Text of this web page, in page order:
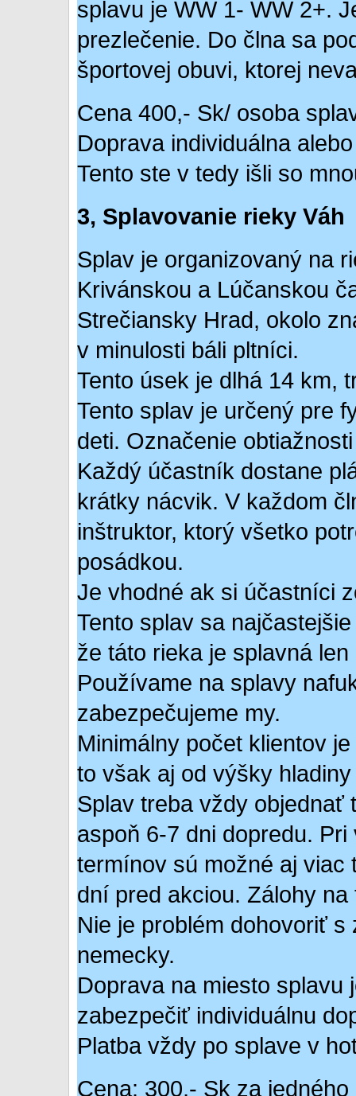
splavu je WW 1- WW 2+.
prezlečenie. Do člna sa
športovej obuvi, ktorej
Cena 400,- Sk/ osoba
Doprava individuálna
Tento ste v tedy išli so
3, Splavovanie rieky Váh
Splav je organizovaný na
Krivánskou a Lúčanskou
Strečiansky Hrad, okolo
v minulosti báli pltníci.
Tento úsek je dlhá 14 km,
Tento splav je určený pre
deti. Označenie
Každý účastník dostane
krátky nácvik. V každom
inštruktor, ktorý všetko
posádkou.
Je vhodné ak si účastníci
Tento splav sa
že táto rieka je splavná
Používame na splavy
zabezpečujeme my.
Minimálny počet klientov
to však aj od výšky
Splav treba vždy objednať
aspoň 6-7 dni dopredu.
termínov sú možné aj
dní pred akciou. Zálohy
Nie je problém dohovoriť
nemecky.
Doprava na miesto splavu
zabezpečiť individuálnu
Platba vždy po splave v
Cena: 300,- Sk za